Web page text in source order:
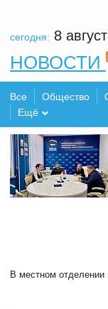
сегодня: 8
НОВОСТИ
Все Общество
Ещё
В местном